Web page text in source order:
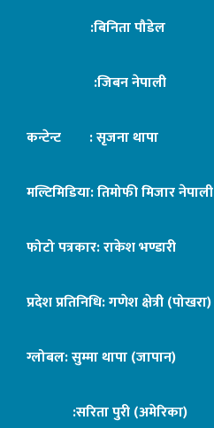
:बिनिता पौडेल
:जिबन नेपाली
कन्टेन्ट : सृजना थापा
मल्टिमिडिया: तिमोफी मिजार नेपाली
फोटो पत्रकार: राकेश भण्डारी
प्रदेश प्रतिनिधि: गणेश क्षेत्री (पोखरा)
ग्लोबल: सुम्मा थापा (जापान)
:सरिता पुरी (अमेरिका)